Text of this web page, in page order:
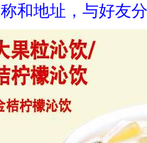
称和地址，与好友